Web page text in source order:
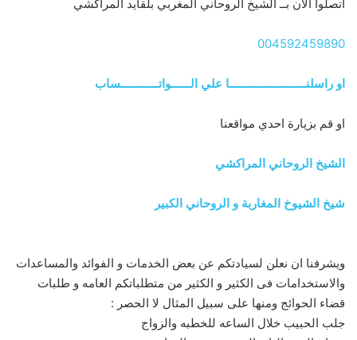
اتصلوا الآن بــ الشيخ الروحاني المغربي بلقايد المراكشي
004592459890
او راسلنــــــــــــــــــــــــا علي الــــــواتــــــــــــساب
او قم بزيارة احدي مواقعنا
الشيخ الروحاني المراكشي
شيخ الشيوخ المغاربة و الروحاني الكبير
ويشرفنا ان نعلن لسيادتكم عن بعض الخدمات و الفوائد والمساعدات
والاستخدامات فى الكثير و الكثير من متطلباتكم العامه و طلبات
قضاء الحوائج ومنها على سبيل المثال لا الحصر :
جلب الحبيب خلال الساعه للخطبه والزواج